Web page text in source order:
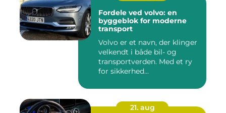
Fordele ved volvo: en
byggeblok for moderne
transport
Volvo er et navn, der klinger
velkendt i både bil- og
transportverden. Med et ry
for sikkerhed...
21. aug